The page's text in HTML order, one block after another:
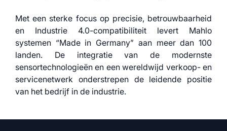
Met een sterke focus op precisie, betrouwbaarheid
en Industrie 4.0-compatibiliteit levert Mahlo
systemen “Made in Germany” aan meer dan 100
landen. De integratie van de modernste
sensortechnologieën en een wereldwijd verkoop- en
servicenetwerk onderstrepen de leidende positie
van het bedrijf in de industrie.